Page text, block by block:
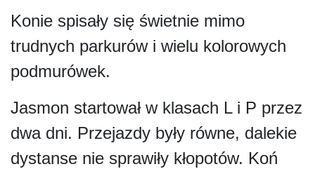
Konie spisały się świetnie mimo
trudnych parkurów i wielu kolorowych
podmurówek.
Jasmon startował w klasach L i P przez
dwa dni. Przejazdy były równe, dalekie
dystanse nie sprawiły kłopotów. Koń